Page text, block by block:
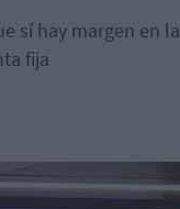
sí hay margen en la
fija